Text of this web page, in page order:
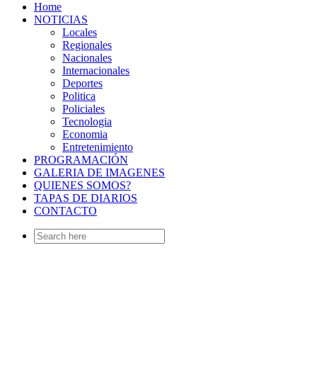
Home
NOTICIAS
Locales
Regionales
Nacionales
Internacionales
Deportes
Politica
Policiales
Tecnologia
Economia
Entretenimiento
PROGRAMACIÓN
GALERIA DE IMAGENES
QUIENES SOMOS?
TAPAS DE DIARIOS
CONTACTO
Search
for: